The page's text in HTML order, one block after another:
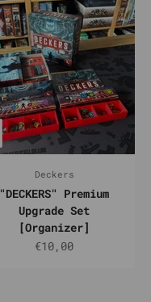
Deckers
"DECKERS" Premium
Upgrade Set
[Organizer]
Prix de vente
€10,00